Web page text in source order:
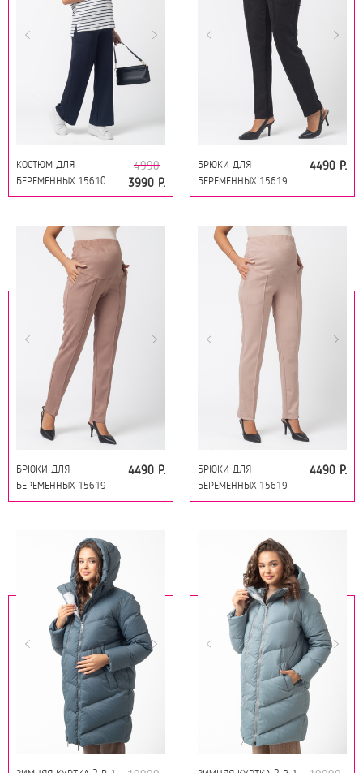
КОСТЮМ ДЛЯ
БЕРЕМЕННЫХ 15610
БЕЛО-СИНИЙ
4990
3990 Р.
БРЮКИ ДЛЯ
БЕРЕМЕННЫХ 15619
ЧЕРНЫЙ
4490 Р.
БРЮКИ ДЛЯ
БЕРЕМЕННЫХ 15619
КОРИЧНЕВЫЙ
4490 Р.
БРЮКИ ДЛЯ
БЕРЕМЕННЫХ 15619
БЕЖЕВЫЙ
4490 Р.